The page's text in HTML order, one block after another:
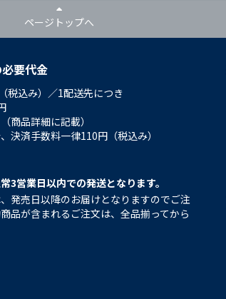
ページトップへ
要代金
税込み）／1配送先につき
商品詳細に記載）
決済手数料一律110円（税込み）
3営業日以内での発送となります。
発売日以降のお届けとなりますのでご注
品が含まれるご注文は、全品揃ってから